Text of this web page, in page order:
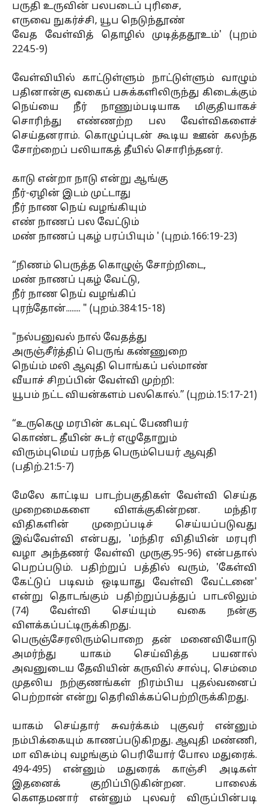
பருதி உருவின் பலபடைப் புரிசை,
எருவை நுகர்ச்சி, யூப நெடுந்தூண்
வேத வேள்வித் தொழில் முடித்ததூஉம்' (புறம்
224.5-9)
வேள்வியில் காட்டுள்ளும் நாட்டுள்ளும் வாழும்
பதினான்கு வகைப் பசுக்களிலிருந்து கிடைக்கும்
நெய்யை நீர் நாணும்படியாக மிகுதியாகச்
சொரிந்து எண்ணற்ற பல வேள்விகளைச்
செய்தனராம். கொழுப்புடன் கூடிய ஊன் கலந்த
சோற்றைப் பலியாகத் தீயில் சொரிந்தனர்.
காடு என்றா நாடு என்று ஆங்கு
நீர்-ஏழின் இடம் முட்டாது
நீர் நாண நெய் வழங்கியும்
எண் நாணப் பல வேட்டும்
மண் நாணப் புகழ் பரப்பியும் ' (புறம்.166:19-23)
“நிணம் பெருத்த கொழுஞ் சோற்றிடை,
மண் நாணப் புகழ் வேட்டு,
நீர் நாண நெய் வழங்கிப்
புரந்தோன்........ " (புறம்.384:15-18)
"நல்பனுவல் நால் வேதத்து
அருஞ்சீர்த்திப் பெருங் கண்ணுறை
நெய்ம் மலி ஆவுதி பொங்கப் பல்மாண்
வீயாச் சிறப்பின் வேள்வி முற்றி:
யூபம் நட்ட வியன்களம் பலகொல்.” (புறம்.15:17-21)
“உருகெழு மரபின் கடவுட் பேணியர்
கொண்ட தீயின் சுடர் எழுதோறும்
விரும்புமெய் பரந்த பெரும்பெயர் ஆவுதி
(பதிற்.21:5-7)
மேலே காட்டிய பாடற்பகுதிகள் வேள்வி செய்த
முறைமைகளை விளக்குகின்றன. மந்திர
விதிகளின் முறைப்படிச் செய்யப்படுவது
இவ்வேள்வி என்பது, 'மந்திர விதியின் மரபுரி
வழா அந்தணர் வேள்வி முருகு.95-96) என்பதால்
பெறப்படும். பதிற்றுப் பத்தில் வரும், 'கேள்வி
கேட்டுப் படிவம் ஒடியாது வேள்வி வேட்டனை'
என்று தொடங்கும் பதிற்றுப்பத்துப் பாடலிலும்
(74) வேள்வி செய்யும் வகை நன்கு
விளக்கப்பட்டிருக்கிறது.
பெருஞ்சேரலிரும்பொறை தன் மனைவியோடு
அமர்ந்து யாகம் செய்வித்த பயனால்
அவனுடைய தேவியின் கருவில் சால்பு, செம்மை
முதலிய நற்குணங்கள் நிரம்பிய புதல்வனைப்
பெற்றான் என்று தெரிவிக்கப்பெற்றிருக்கிறது.
யாகம் செய்தார் சுவர்க்கம் புகுவர் என்னும்
நம்பிக்கையும் காணப்படுகிறது. ஆவுதி மண்ணி,
மா விசும்பு வழங்கும் பெரியோர் போல மதுரைக்.
494-495) என்னும் மதுரைக் காஞ்சி அடிகள்
இதனைக் குறிப்பிடுகின்றன. பாலைக்
கெளதமனார் என்னும் புலவர் விருப்பின்படி